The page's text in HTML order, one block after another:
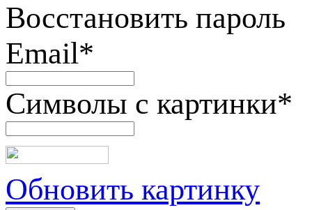
Восстановить пароль
Email*
Символы с картинки*
Обновить картинку